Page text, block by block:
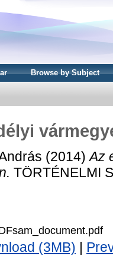
Browse by Subject
(2014)Az
TÖRTÉNELMI
(3MB)